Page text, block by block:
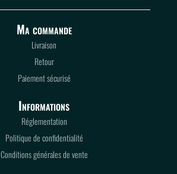
Ma commande
Livraison
Retour
Paiement sécurisé
Informations
Réglementation
Politique de confidentialité
Conditions générales de vente